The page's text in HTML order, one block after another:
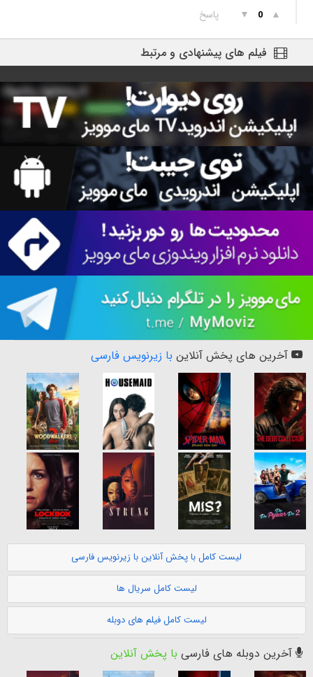
▲
0
▼ پاسخ
فیلم های پیشنهادی و مرتبط
آخرین های پخش آنلاین با زیرنویس فارسی
لیست کامل با پخش آنلاین با زیرنویس فارسی
لیست کامل سریال ها
لیست کامل فیلم های دوبله
آخرین دوبله های فارسی با پخش آنلاین